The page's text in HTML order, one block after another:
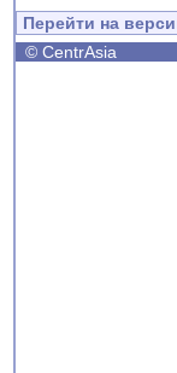
Перейти на
© CentrAsia